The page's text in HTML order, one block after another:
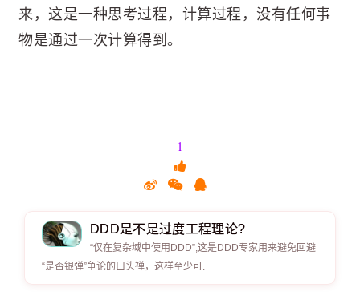
来，这是一种思考过程，计算过程，没有任何事
物是通过一次计算得到。
1
DDD是不是过度工程理论?
“仅在复杂域中使用DDD”,这是DDD专家用来避免回避
“是否银弹”争论的口头禅，这样至少可.